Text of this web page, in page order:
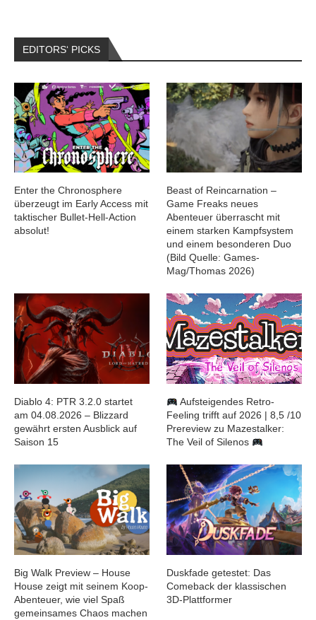
EDITORS‘ PICKS
Enter the Chronosphere
überzeugt im Early Access mit
taktischer Bullet-Hell-Action
absolut!
Beast of Reincarnation –
Game Freaks neues
Abenteuer überrascht mit
einem starken Kampfsystem
und einem besonderen Duo
(Bild Quelle: Games-
Mag/Thomas 2026)
Diablo 4: PTR 3.2.0 startet
am 04.08.2026 – Blizzard
gewährt ersten Ausblick auf
Saison 15
Aufsteigendes Retro-
Feeling trifft auf 2026 | 8,5 /10
Prereview zu Mazestalker:
The Veil of Silenos
Big Walk Preview – House
House zeigt mit seinem Koop-
Abenteuer, wie viel Spaß
gemeinsames Chaos machen
Duskfade getestet: Das
Comeback der klassischen
3D-Plattformer